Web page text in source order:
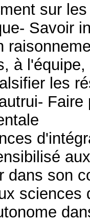
sur
Savoir
à
les
Faire
dans son
sciences